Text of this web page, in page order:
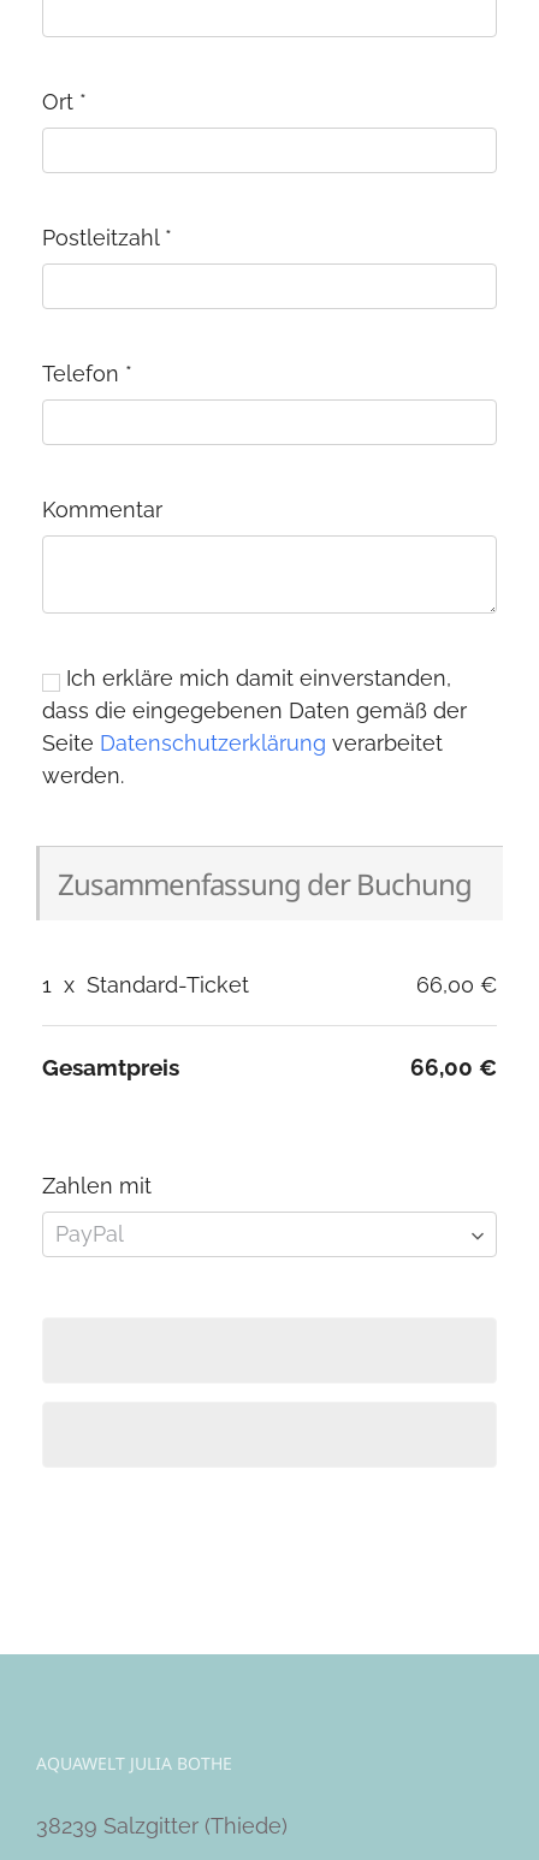
Ort *
Postleitzahl *
Telefon *
Kommentar
Ich erkläre mich damit einverstanden,
dass die eingegebenen Daten gemäß der
Seite Datenschutzerklärung verarbeitet
werden.
Zusammenfassung der Buchung
1 x Standard-Ticket 66,00 €
Gesamtpreis 66,00 €
Zahlen mit
AQUAWELT JULIA BOTHE
38239 Salzgitter (Thiede)